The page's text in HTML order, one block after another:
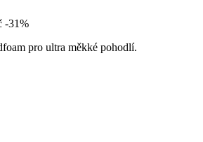
-31%
pro ultra měkké pohodlí.